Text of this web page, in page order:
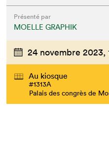
Présenté par
MOELLE GRAPHIK
24 novembre 2023,
Au kiosque
#1313A
Palais des congrès de